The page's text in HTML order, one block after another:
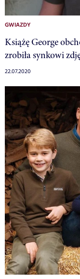
GWIAZDY
Książę George
zrobiła synkowi
22.07.2020